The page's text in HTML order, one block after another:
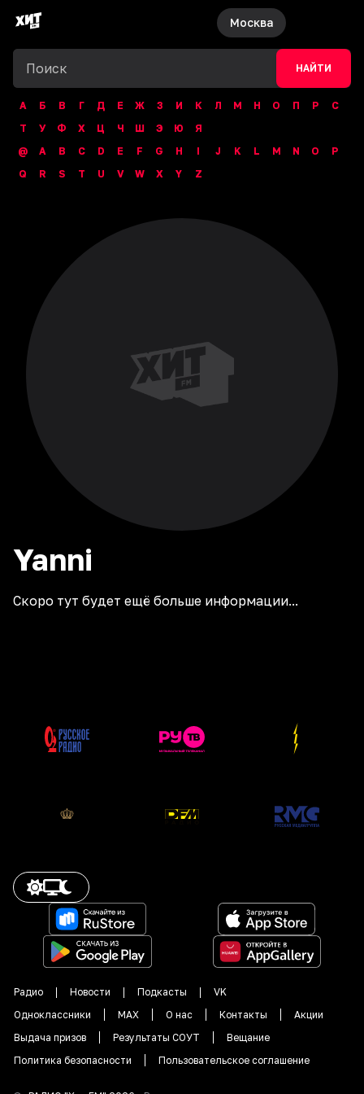
Москва
НАЙТИ
А Б В Г Д Е Ж З И К Л М Н О П Р
С
Т
У Ф Х Ц Ч Ш Э Ю
Я
@
A B C D E F G H I J K L M N O
P
Q
R S T U V W X Y Z
Yanni
Скоро тут будет ещё больше информации...
Радио Новости Подкасты
VK
Одноклассники
MAX О нас Контакты
Акции
Выдача призов
Результаты СОУТ
Вещание
Политика безопасности
Пользовательское соглашение